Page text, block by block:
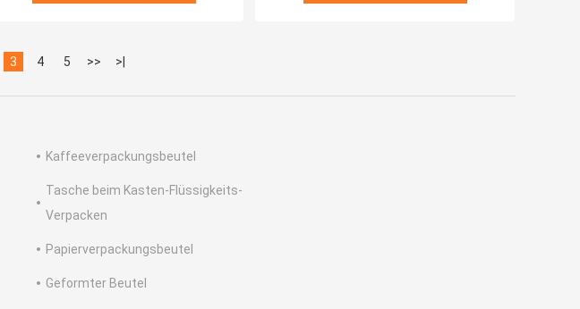
3 4 5 >> >|
Kaffeeverpackungsbeutel
Tasche beim Kasten-Flüssigkeits-
Verpacken
Papierverpackungsbeutel
Geformter Beutel